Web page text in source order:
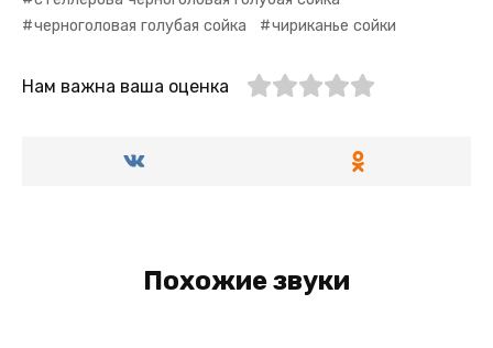
черноголовая голубая сойка
чириканье сойки
Нам важна ваша оценка
Похожие звуки